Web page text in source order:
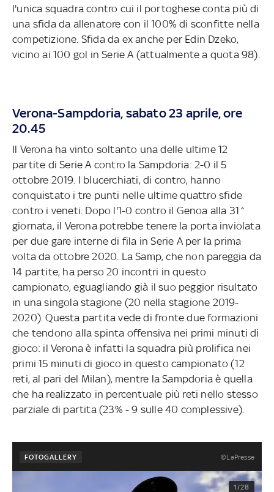
l'unica squadra contro cui il portoghese conta più di
una sfida da allenatore con il 100% di sconfitte nella
competizione. Sfida da ex anche per Edin Dzeko,
vicino ai 100 gol in Serie A (attualmente a quota 98).
Verona-Sampdoria, sabato 23 aprile, ore
20.45
Il Verona ha vinto soltanto una delle ultime 12
partite di Serie A contro la Sampdoria: 2-0 il 5
ottobre 2019. I blucerchiati, di contro, hanno
conquistato i tre punti nelle ultime quattro sfide
contro i veneti. Dopo l'1-0 contro il Genoa alla 31^
giornata, il Verona potrebbe tenere la porta inviolata
per due gare interne di fila in Serie A per la prima
volta da ottobre 2020. La Samp, che non pareggia da
14 partite, ha perso 20 incontri in questo
campionato, eguagliando già il suo peggior risultato
in una singola stagione (20 nella stagione 2019-
2020). Questa partita vede di fronte due formazioni
che tendono alla spinta offensiva nei primi minuti di
gioco: il Verona è infatti la squadra più prolifica nei
primi 15 minuti di gioco in questo campionato (12
reti, al pari del Milan), mentre la Sampdoria è quella
che ha realizzato in percentuale più reti nello stesso
parziale di partita (23% - 9 sulle 40 complessive).
FOTOGALLERY ©LaPresse
1/28